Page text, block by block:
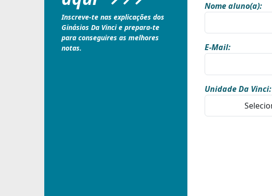
Inscreve-te nas explicações dos
Ginásios Da Vinci e prepara-te
para conseguires as melhores
notas.
Nome aluno(a):
E-Mail:
Unidade Da Vinci: